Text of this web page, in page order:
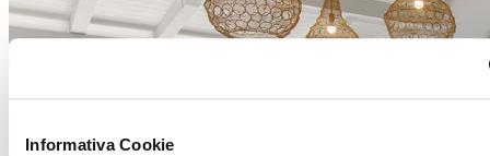
Informativa Cookie